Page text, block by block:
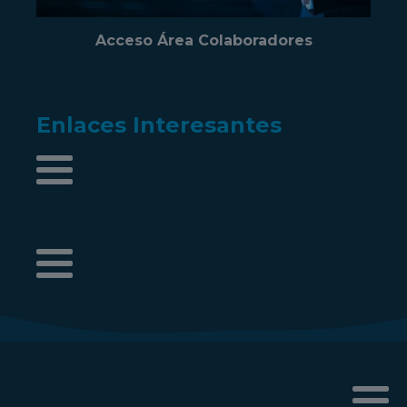
Acceso Área Colaboradores
Enlaces Interesantes